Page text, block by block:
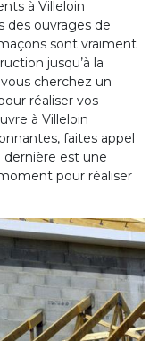
à Villeloin
des ouvrages de
sont vraiment
jusqu’à la
cherchez un
réaliser vos
à Villeloin
faites appel
est une
pour réaliser